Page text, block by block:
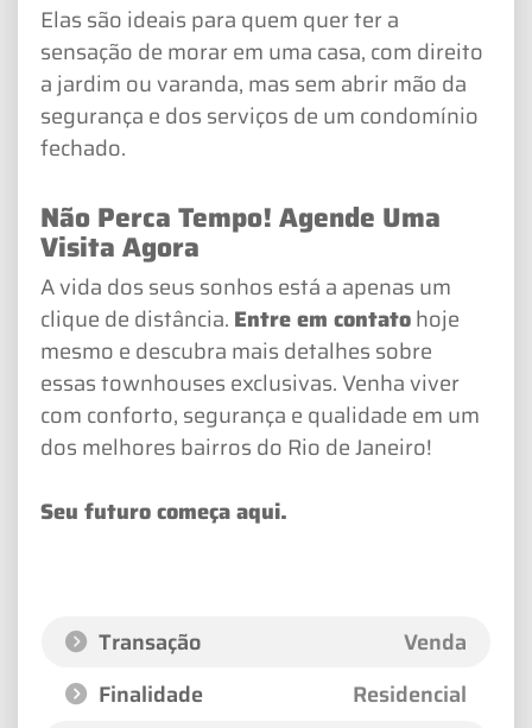
Elas são ideais para quem quer ter a
sensação de morar em uma casa, com direito
a jardim ou varanda, mas sem abrir mão da
segurança e dos serviços de um condomínio
fechado.
Não Perca Tempo! Agende Uma
Visita Agora
A vida dos seus sonhos está a apenas um
clique de distância. Entre em contatohoje
mesmo e descubra mais detalhes sobre
essas townhouses exclusivas. Venha viver
com conforto, segurança e qualidade em um
dos melhores bairros do Rio de Janeiro!
Seu futuro começa aqui.
Transação
Venda
Finalidade
Residencial